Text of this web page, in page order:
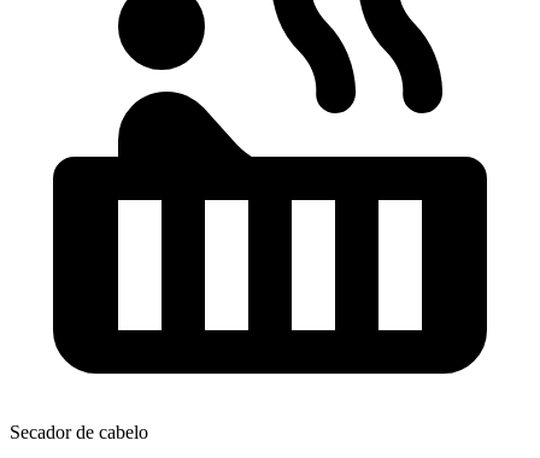
Secador de cabelo